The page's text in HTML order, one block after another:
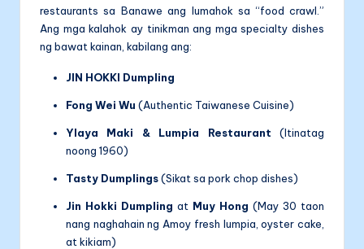
restaurants sa Banawe ang lumahok sa “food crawl.”
Ang mga kalahok ay tinikman ang mga specialty dishes
ng bawat kainan, kabilang ang:
JIN HOKKI Dumpling
Fong Wei Wu (Authentic Taiwanese Cuisine)
Ylaya Maki & Lumpia Restaurant (Itinatag
noong 1960)
Tasty Dumplings(Sikat sa pork chop dishes)
Jin Hokki Dumpling at Muy Hong (May 30 taon
nang naghahain ng Amoy fresh lumpia, oyster cake,
at kikiam)